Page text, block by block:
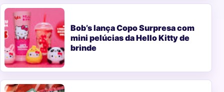
Bob’s lança Copo Surpresa com
mini pelúcias da Hello Kitty de
brinde